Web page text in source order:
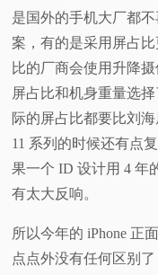
普
体
验
题
是国外的手机大厂都
案，有的是采用屏占
比的厂商会使用升降
屏占比和机身重量选
际的屏占比都要比刘
11 系列的时候还有点
果一个 ID 设计用 4 年
有太大反响。
所以今年的 iPhone 正
点点外没有任何区别